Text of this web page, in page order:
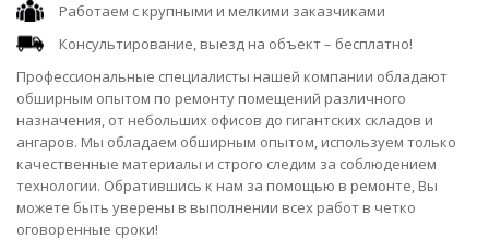
Работаем с крупными и мелкими заказчиками
Консультирование, выезд на объект – бесплатно!
Профессиональные специалисты нашей компании обладают
обширным опытом по ремонту помещений различного
назначения, от небольших офисов до гигантских складов и
ангаров. Мы обладаем обширным опытом, используем только
качественные материалы и строго следим за соблюдением
технологии. Обратившись к нам за помощью в ремонте, Вы
можете быть уверены в выполнении всех работ в четко
оговоренные сроки!